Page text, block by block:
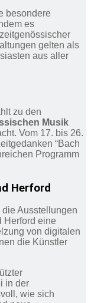
besondere
es
gelten als
aus aller
zu den
Musik
Vom 17. bis 26.
“Bach
Programm
Herford
die Ausstellungen
Herford eine
von digitalen
die Künstler
in der
wie sich